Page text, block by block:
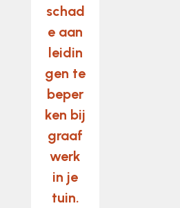
schad
e aan
leidin
gen te
beper
ken bij
graaf
werk
in je
tuin.